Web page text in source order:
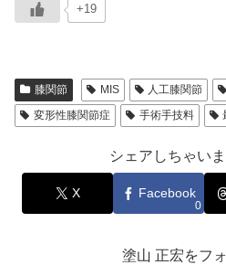
+19
膝関節 MIS 人工膝関節
変形性膝関節症
手術手技料
シェアしちゃい
X Facebook
0
塗山 正宏をフ